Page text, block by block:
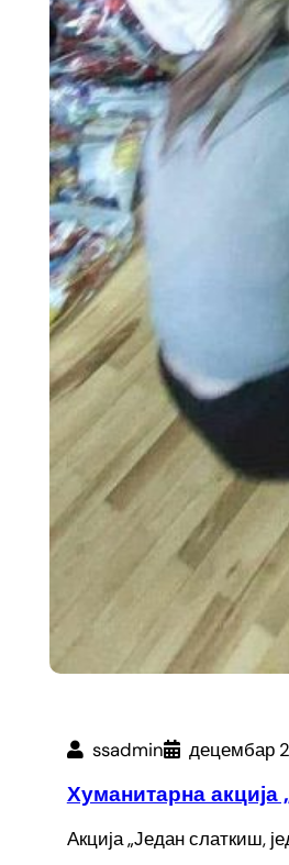
ssadmin децембар
Хуманитарна акција
Акција „Један слаткиш,